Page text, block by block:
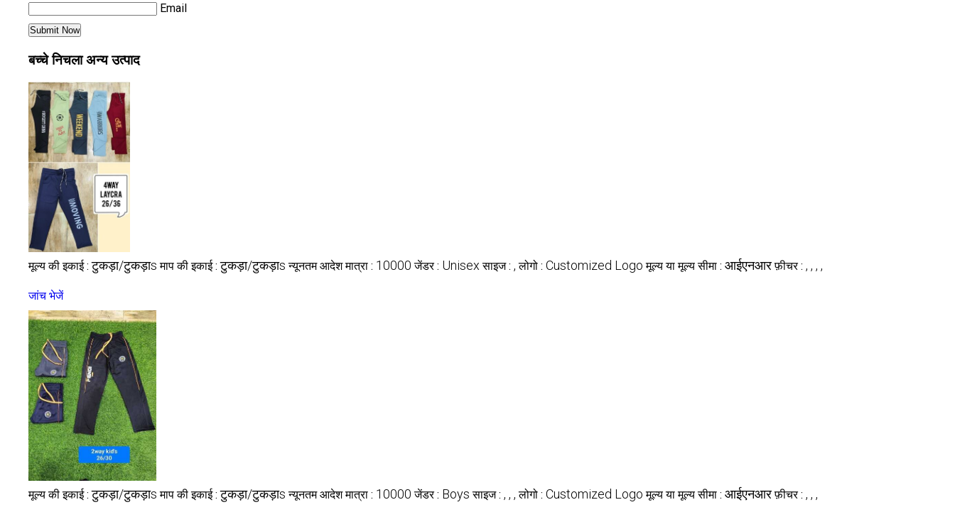
Email
बच्चे निचला अन्य उत्पाद
मूल्य की इकाई :टुकड़ा/टुकड़ाs माप की इकाई :टुकड़ा/टुकड़ाs न्यूनतम आदेश मात्रा : 10000 जेंडर : Unisex साइज : , लोगो : Customized Logo मूल्य या मूल्य सीमा : आईएनआर फ़ीचर : , , , ,
जांच भेजें
मूल्य की इकाई :टुकड़ा/टुकड़ाs माप की इकाई :टुकड़ा/टुकड़ाs न्यूनतम आदेश मात्रा : 10000 जेंडर : Boys साइज : , , , लोगो : Customized Logo मूल्य या मूल्य सीमा : आईएनआर फ़ीचर : , , ,